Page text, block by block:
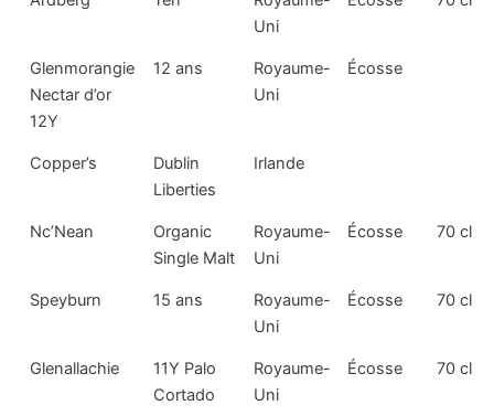
Uni
Glenmorangie
Nectar d’or
12Y
12 ans
Royaume-
Uni
Écosse
Copper’s
Dublin
Liberties
Irlande
Nc’Nean
Organic
Single Malt
Royaume-
Uni
Écosse 70 cl
Speyburn 15 ans
Royaume-
Uni
Écosse 70 cl
Glenallachie
11Y Palo
Cortado
Royaume-
Uni
Écosse 70 cl